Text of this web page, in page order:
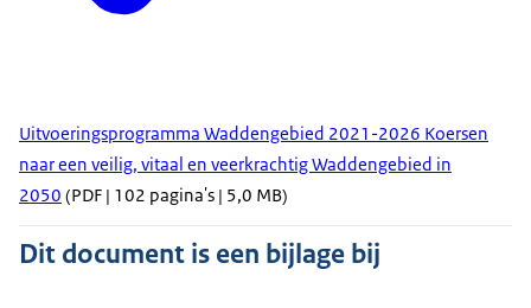
Uitvoeringsprogramma Waddengebied 2021-2026 Koersen
naar een veilig, vitaal en veerkrachtig Waddengebied in
2050 (PDF | 102 pagina's | 5,0 MB)
Dit document is een bijlage bij